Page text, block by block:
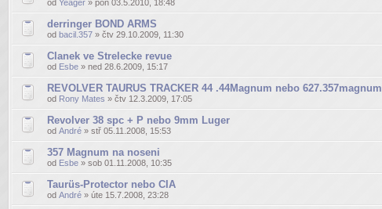
od Yeager » pon 03.5.2010, 18:48
derringer BOND ARMS
od bacil.357 » čtv 29.10.2009, 11:30
Clanek ve Strelecke revue
od Esbe » ned 28.6.2009, 15:17
REVOLVER TAURUS TRACKER 44 .44Magnum nebo 627.357magnum
od Rony Mates » čtv 12.3.2009, 17:05
Revolver 38 spc + P nebo 9mm Luger
od André » stř 05.11.2008, 15:53
357 Magnum na noseni
od Esbe » sob 01.11.2008, 10:35
Taurüs-Protector nebo CIA
od André » úte 15.7.2008, 23:28